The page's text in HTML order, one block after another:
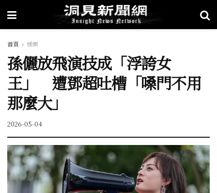
首頁 娛樂
孫儷放飛演技成「浮誇女
王」 遭鄧超吐槽「嗓門不用
那麼大」
2026-05-04